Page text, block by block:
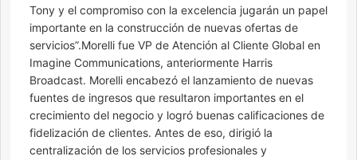
Tony y el compromiso con la excelencia jugarán un papel
importante en la construcción de nuevas ofertas de
servicios”.Morelli fue VP de Atención al Cliente Global en
Imagine Communications, anteriormente Harris
Broadcast. Morelli encabezó el lanzamiento de nuevas
fuentes de ingresos que resultaron importantes en el
crecimiento del negocio y logró buenas calificaciones de
fidelización de clientes. Antes de eso, dirigió la
centralización de los servicios profesionales y